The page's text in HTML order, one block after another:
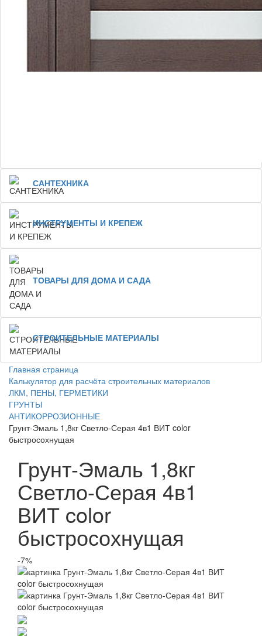
САНТЕХНИКА
ИНСТРУМЕНТЫ И КРЕПЕЖ
ТОВАРЫ ДЛЯ ДОМА И САДА
СТРОИТЕЛЬНЫЕ МАТЕРИАЛЫ
Главная страница
Калькулятор для расчёта строительных материалов
ЛКМ, ПЕНЫ, ГЕРМЕТИКИ
ГРУНТЫ
АНТИКОРРОЗИОННЫЕ
Грунт-Эмаль 1,8кг Светло-Серая 4в1 ВИТ color
быстросохнущая
Грунт-Эмаль 1,8кг
Светло-Серая 4в1
ВИТ color
быстросохнущая
-7%